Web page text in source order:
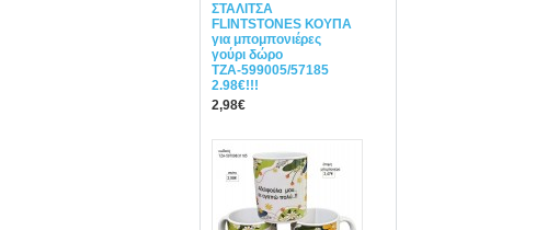
ΣΤΑΛΙΤΣΑ
FLINTSTONES ΚΟΥΠΑ
για μπομπονιέρες
γούρι δώρο
ΤΖΑ-599005/57185
2.98€!!!
2,98€